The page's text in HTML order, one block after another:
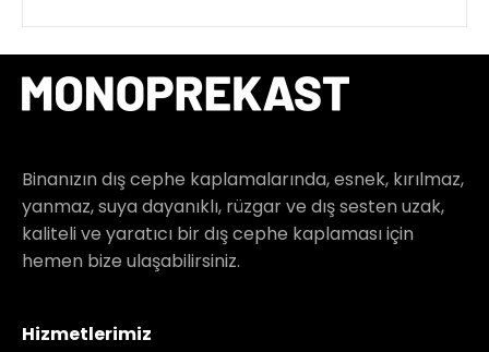
Binanızın dış cephe kaplamalarında, esnek, kırılmaz,
yanmaz, suya dayanıklı, rüzgar ve dış sesten uzak,
kaliteli ve yaratıcı bir dış cephe kaplaması için
hemen bize ulaşabilirsiniz.
Hizmetlerimiz